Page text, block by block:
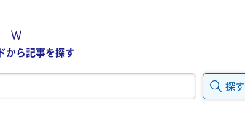
から記事を探す
探す